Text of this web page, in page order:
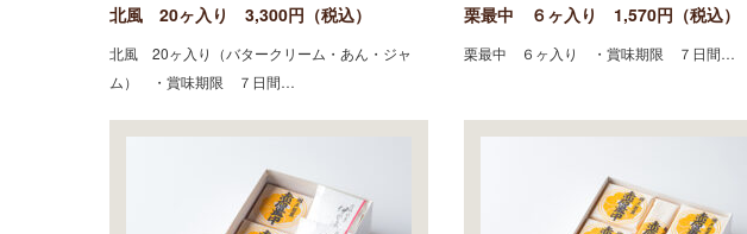
北風 20ヶ入り 3,300円（税込）
北風 20ヶ入り（バタークリーム・あん・ジャ
ム） ・賞味期限 ７日間…
栗最中 ６ヶ入り 1,570円（税込）
栗最中 ６ヶ入り ・賞味期限 ７日間…